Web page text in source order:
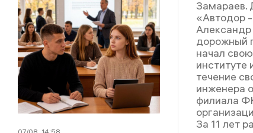
Замараев.
«Автодор
дорожный
начал
институте
течение
инженера
филиала
За 11 лет